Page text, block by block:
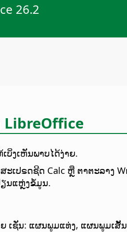
26.2
ງເຫັນພາບໄດ້ງ່າຍ.
ເປຣດຊີດ Calc ຫຼື ຕາຕະລາງ
ນແຫຼ່ງຂໍ້ມູນ.
ເຊັ່ນ: ແຜນພູມແທ່ງ, ແຜນພູມເ